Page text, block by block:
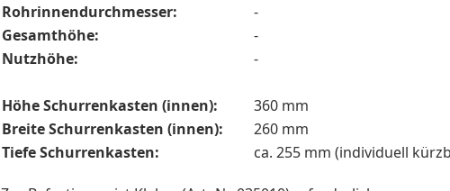
Rohrinnendurchmesser:
-
Gesamthöhe:
-
Nutzhöhe:
-
Höhe Schurrenkasten (innen):
360 mm
Breite Schurrenkasten (innen): 260 mm
Tiefe Schurrenkasten:
ca. 255 mm (individuell